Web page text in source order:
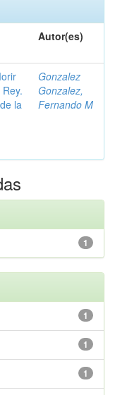
Autor(es)
la
Gonzalez
Gonzalez,
Fernando M
1
1
1
1